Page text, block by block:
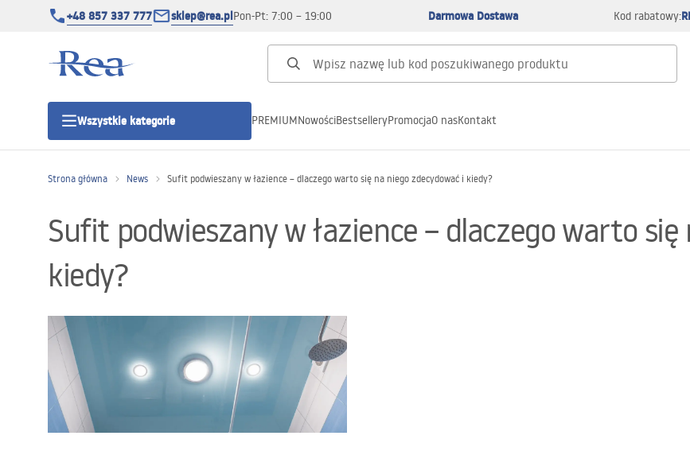
+48 857 337 777 sklep@rea.plPon-Pt: 7:00 – 19:00 Darmowa Dostawa Kod rabatowy:
Wszystkie kategorie
Kategorie produktowe
PREMIUMNowościBestselleryPromocjaO nasKontakt
Strona główna News Sufit podwieszany w łazience – dlaczego warto się na niego zdecydować i kiedy?
Sufit podwieszany w łazience – dlaczego warto
kiedy?